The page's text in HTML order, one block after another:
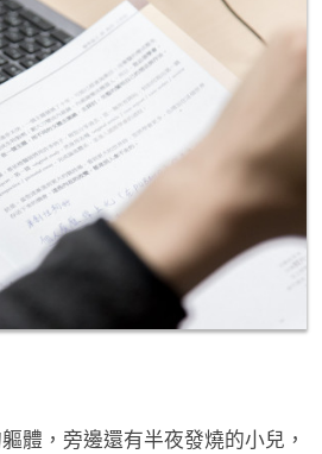
體，旁邊還有半夜發燒的小兒，